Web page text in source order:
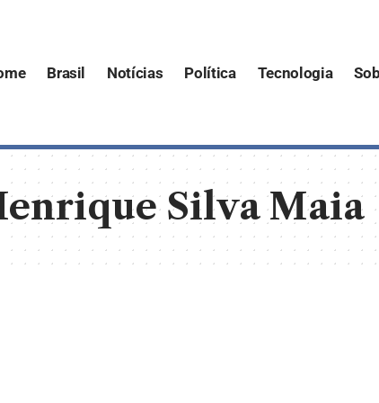
Brasil Notícias Política Tecnologia
Silva Maia